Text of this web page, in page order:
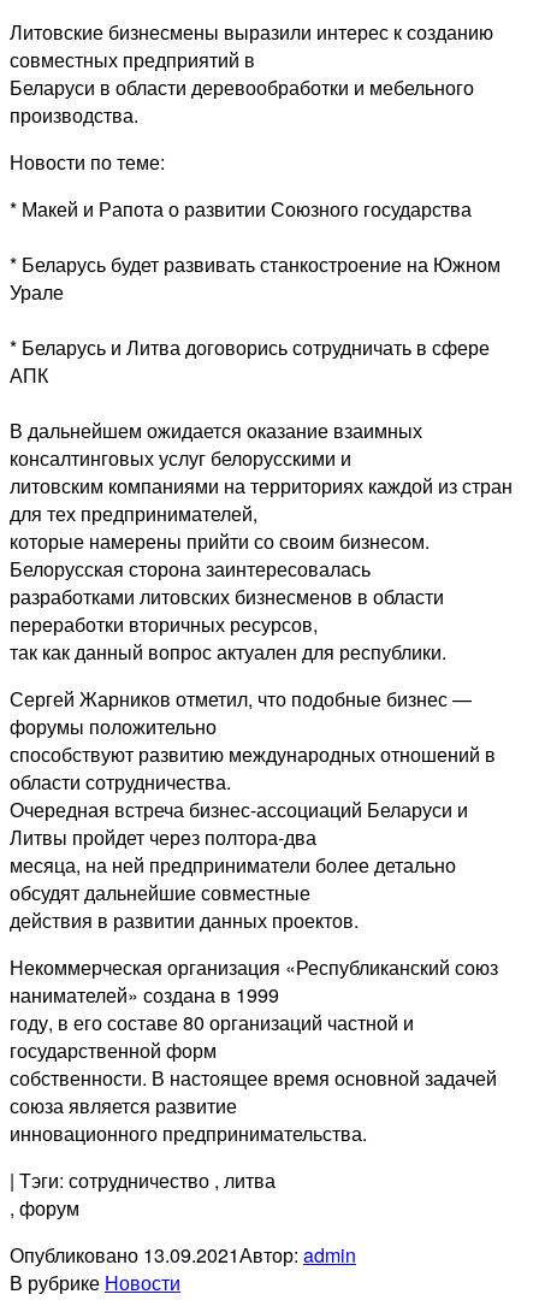
Литовские бизнесмены выразили интерес к созданию
совместных предприятий в
Беларуси в области деревообработки и мебельного
производства.
Новости по теме:
* Макей и Рапота о развитии Союзного государства
* Беларусь будет развивать станкостроение на Южном
Урале
* Беларусь и Литва договорись сотрудничать в сфере
АПК
В дальнейшем ожидается оказание взаимных
консалтинговых услуг белорусскими и
литовским компаниями на территориях каждой из стран
для тех предпринимателей,
которые намерены прийти со своим бизнесом.
Белорусская сторона заинтересовалась
разработками литовских бизнесменов в области
переработки вторичных ресурсов,
так как данный вопрос актуален для республики.
Сергей Жарников отметил, что подобные бизнес —
форумы положительно
способствуют развитию международных отношений в
области сотрудничества.
Очередная встреча бизнес-ассоциаций Беларуси и
Литвы пройдет через полтора-два
месяца, на ней предприниматели более детально
обсудят дальнейшие совместные
действия в развитии данных проектов.
Некоммерческая организация «Республиканский союз
нанимателей» создана в 1999
году, в его составе 80 организаций частной и
государственной форм
собственности. В настоящее время основной задачей
союза является развитие
инновационного предпринимательства.
| Тэги: сотрудничество , литва
, форум
Опубликовано 13.09.2021Автор: admin
В рубрике Новости